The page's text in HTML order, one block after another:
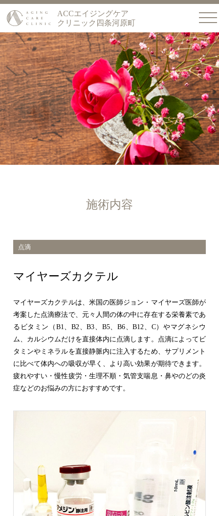
ACCエイジングケア
クリニック四条河原町
施術内容
点滴
マイヤーズカクテル
マイヤーズカクテルは、米国の医師ジョン・マイヤーズ医師が
考案した点滴療法で、元々人間の体の中に存在する栄養素であ
るビタミン（B1、B2、B3、B5、B6、B12、C）やマグネシウ
ム、カルシウムだけを直接体内に点滴します。点滴によってビ
タミンやミネラルを直接静脈内に注入するため、サプリメント
に比べて体内への吸収が早く、より高い効果が期待できます。
疲れやすい・慢性疲労・生理不順・気管支喘息・鼻やのどの炎
症などのお悩みの方におすすめです。